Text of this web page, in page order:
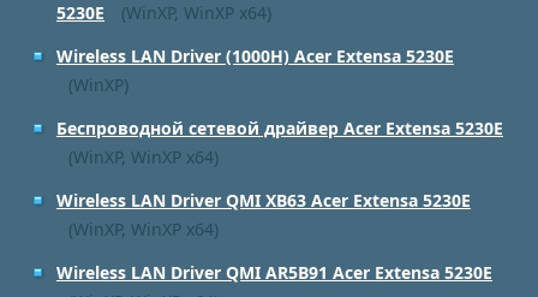
5230E
(WinXP, WinXP x64)
Wireless LAN Driver (1000H) Acer Extensa 5230E
(WinXP)
Беспроводной сетевой драйвер Acer Extensa 5230E
(WinXP, WinXP x64)
Wireless LAN Driver QMI XB63 Acer Extensa 5230E
(WinXP, WinXP x64)
Wireless LAN Driver QMI AR5B91 Acer Extensa 5230E